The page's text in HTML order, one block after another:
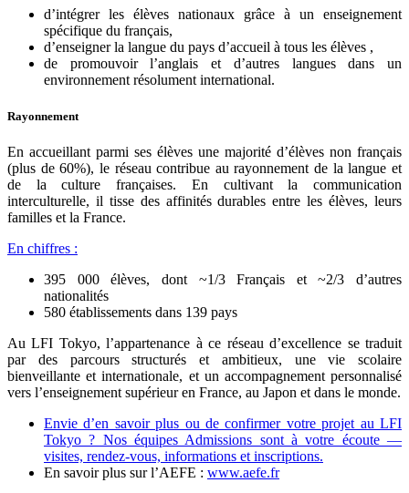
d’intégrer les élèves nationaux grâce à un enseignement
spécifique du français,
d’enseigner la langue du pays d’accueil à tous les élèves ,
de promouvoir l’anglais et d’autres langues dans un
environnement résolument international.
Rayonnement
En accueillant parmi ses élèves une majorité d’élèves non français
(plus de 60%), le réseau contribue au rayonnement de la langue et
de la culture françaises. En cultivant la communication
interculturelle, il tisse des affinités durables entre les élèves, leurs
familles et la France.
En chiffres :
395 000 élèves, dont ~1/3 Français et ~2/3 d’autres
nationalités
580 établissements dans 139 pays
Au LFI Tokyo, l’appartenance à ce réseau d’excellence se traduit
par des parcours structurés et ambitieux, une vie scolaire
bienveillante et internationale, et un accompagnement personnalisé
vers l’enseignement supérieur en France, au Japon et dans le monde.
Envie d’en savoir plus ou de confirmer votre projet au LFI
Tokyo ? Nos équipes Admissions sont à votre écoute —
visites, rendez-vous, informations et inscriptions.
En savoir plus sur l’AEFE : www.aefe.fr